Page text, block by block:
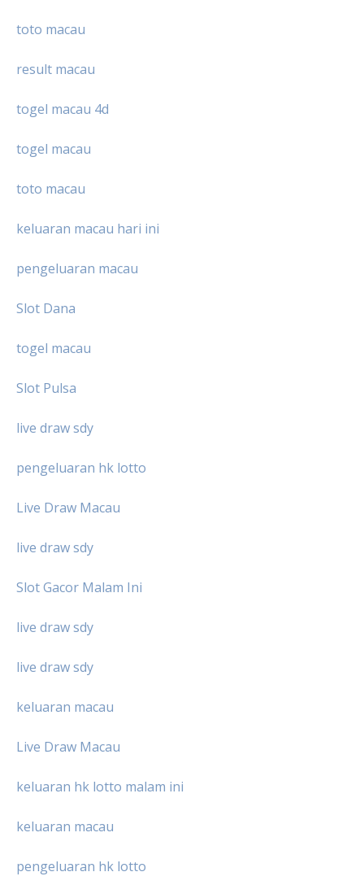
toto macau
result macau
togel macau 4d
togel macau
toto macau
keluaran macau hari ini
pengeluaran macau
Slot Dana
togel macau
Slot Pulsa
live draw sdy
pengeluaran hk lotto
Live Draw Macau
live draw sdy
Slot Gacor Malam Ini
live draw sdy
live draw sdy
keluaran macau
Live Draw Macau
keluaran hk lotto malam ini
keluaran macau
pengeluaran hk lotto